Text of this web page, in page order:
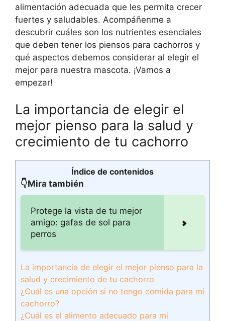
alimentación adecuada que les permita crecer
fuertes y saludables. Acompáñenme a
descubrir cuáles son los nutrientes esenciales
que deben tener los piensos para cachorros y
qué aspectos debemos considerar al elegir el
mejor para nuestra mascota. ¡Vamos a
empezar!
La importancia de elegir el
mejor pienso para la salud y
crecimiento de tu cachorro
Índice de contenidos
👇Mira también
Protege la vista de tu mejor
amigo: gafas de sol para
perros
La importancia de elegir el mejor pienso para la
salud y crecimiento de tu cachorro
¿Cuál es una opción si no tengo comida para mi
cachorro?
¿Cuál es el alimento adecuado para mi